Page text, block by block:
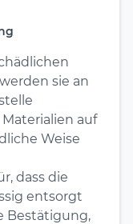
sie an
auf
Weise
dass die
entsorgt
Bestätigung,